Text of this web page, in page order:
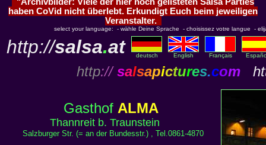
haben CoVid nicht überlebt. Erkundigt Euch beim jeweiligen
Veranstalter.
select your language: - wähle Deine Sprache - choisissez votre langue -
http://salsa.at deutsch English Français
http:// salsapictures.com
Gasthof ALMA
Thannreit b. Traunstein
Salzburger Str. (= an der Bundesstr.) , Tel.0861-4870